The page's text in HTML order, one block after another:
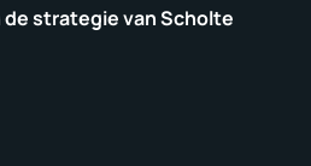
strategie van Scholte